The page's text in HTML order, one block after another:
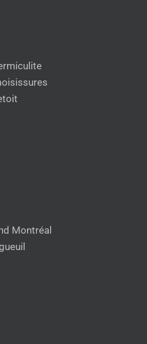
Montréal